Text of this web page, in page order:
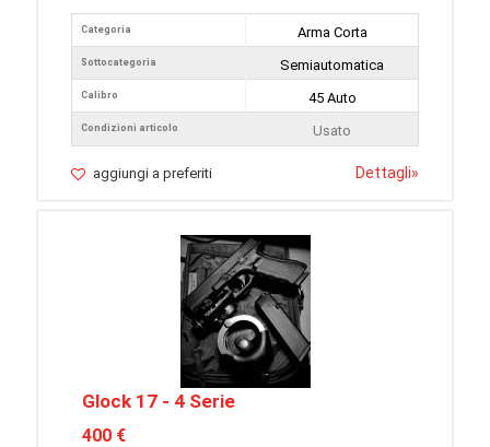
Categoria
Sottocategoria
Calibro
Condizioni articolo
Arma Corta
Semiautomatica
45 Auto
Usato
aggiungi a preferiti Dettagli»
Glock 17 - 4 Serie
400 €